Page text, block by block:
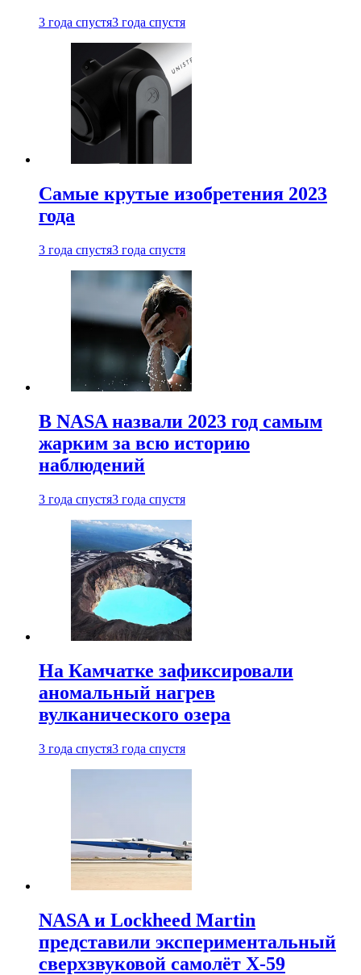
3 года спустя3 года спустя
Самые крутые изобретения 2023
года
3 года спустя3 года спустя
В NASA назвали 2023 год самым
жарким за всю историю
наблюдений
3 года спустя3 года спустя
На Камчатке зафиксировали
аномальный нагрев
вулканического озера
3 года спустя3 года спустя
NASA и Lockheed Martin
представили экспериментальный
сверхзвуковой самолёт X-59